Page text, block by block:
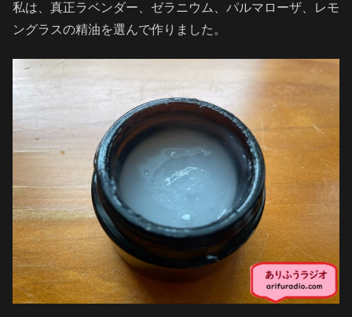
私は、真正ラベンダー、ゼラニウム、パルマローザ、レモ
ングラスの精油を選んで作りました。